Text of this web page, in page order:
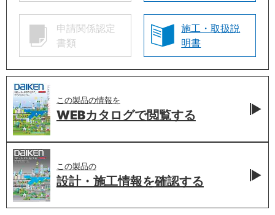
申請関係認定
書類
施工・取扱説
明書
この製品の情報を
WEBカタログで閲覧する
この製品の
設計・施工情報を確認する